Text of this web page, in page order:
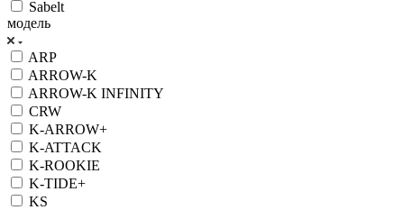
Sabelt
модель
ARP
ARROW-K
ARROW-K INFINITY
CRW
K-ARROW+
K-ATTACK
K-ROOKIE
K-TIDE+
KS